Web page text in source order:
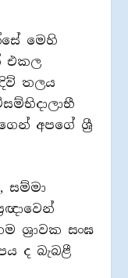
මෙහි
එකල
තලය
අපගේ ශ්‍රී
සම්මා
ශ්‍රාවක සංඝ
ද බැබළී